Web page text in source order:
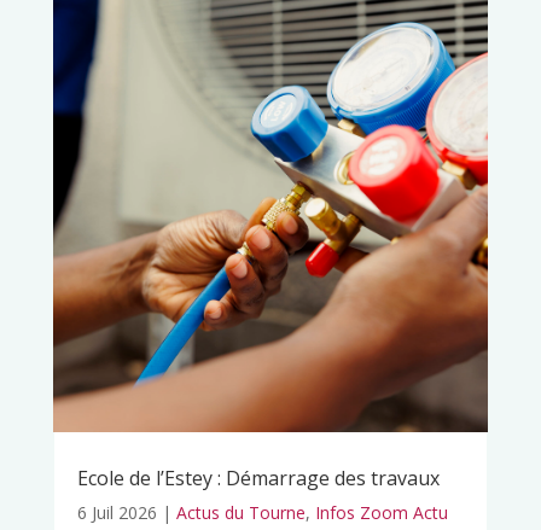
Ecole de l’Estey : Démarrage des travaux
6 Juil 2026 | Actus du Tourne, Infos Zoom Actu